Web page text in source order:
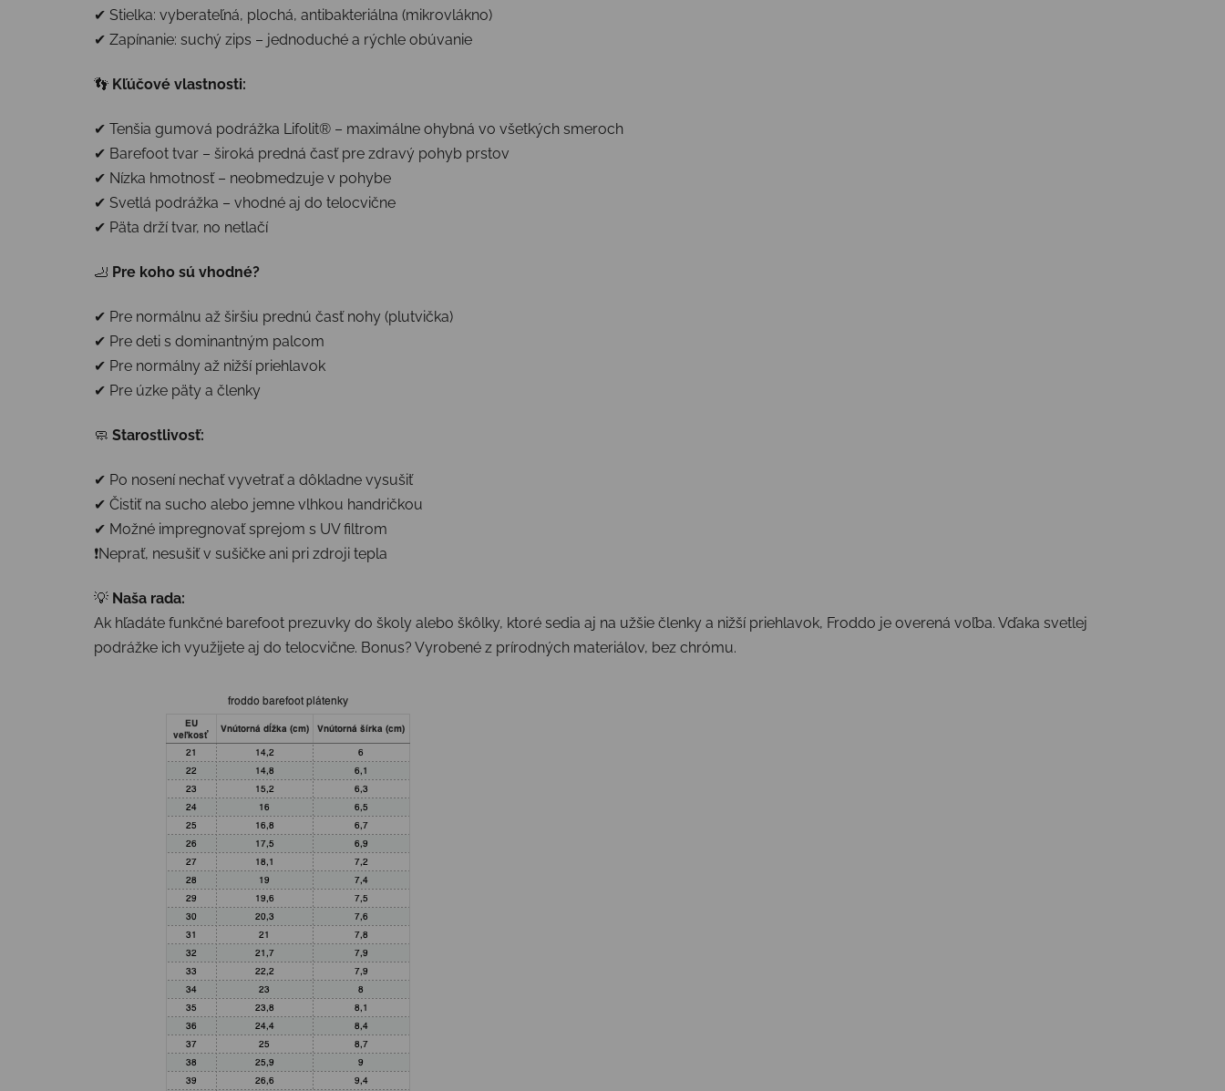
✔ Stielka: vyberateľná, plochá, antibakteriálna (mikrovlákno)
✔ Zapínanie: suchý zips – jednoduché a rýchle obúvanie
👣 Kľúčové vlastnosti:
✔ Tenšia gumová podrážka Lifolit® – maximálne ohybná vo všetkých smeroch
✔ Barefoot tvar – široká predná časť pre zdravý pohyb prstov
✔ Nízka hmotnosť – neobmedzuje v pohybe
✔ Svetlá podrážka – vhodné aj do telocvične
✔ Päta drží tvar, no netlačí
🦶 Pre koho sú vhodné?
✔ Pre normálnu až širšiu prednú časť nohy (plutvička)
✔ Pre deti s dominantným palcom
✔ Pre normálny až nižší priehlavok
✔ Pre úzke päty a členky
🧼 Starostlivosť:
✔ Po nosení nechať vyvetrať a dôkladne vysušiť
✔ Čistiť na sucho alebo jemne vlhkou handričkou
✔ Možné impregnovať sprejom s UV filtrom
❗Neprať, nesušiť v sušičke ani pri zdroji tepla
💡 Naša rada:
Ak hľadáte funkčné barefoot prezuvky do školy alebo škôlky, ktoré sedia aj na užšie členky a nižší priehlavok, Froddo je overená voľba. Vďaka svetlej
podrážke ich využijete aj do telocvične. Bonus? Vyrobené z prírodných materiálov, bez chrómu.